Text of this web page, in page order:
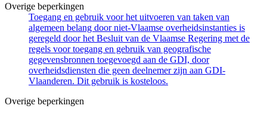
Overige beperkingen
Toegang en gebruik voor het uitvoeren van taken van
algemeen belang door niet-Vlaamse overheidsinstanties is
geregeld door het Besluit van de Vlaamse Regering met de
regels voor toegang en gebruik van geografische
gegevensbronnen toegevoegd aan de GDI, door
overheidsdiensten die geen deelnemer zijn aan GDI-
Vlaanderen. Dit gebruik is kosteloos.
Overige beperkingen